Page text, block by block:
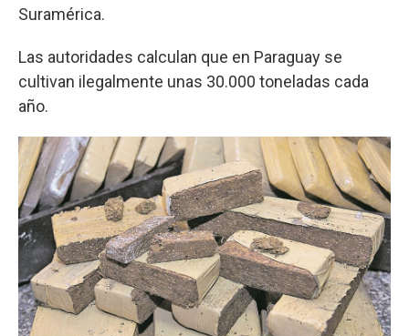
Suramérica.
Las autoridades calculan que en Paraguay se
cultivan ilegalmente unas 30.000 toneladas cada
año.